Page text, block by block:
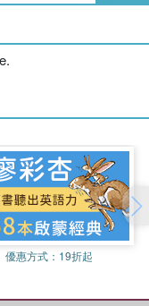
for the
from the
old questions
in the
organisation as
of the theories
and then
interpretations
therein.
positions, the book
as to discuss and
addition to the
theories.
questions like:
優惠方式： 19折起